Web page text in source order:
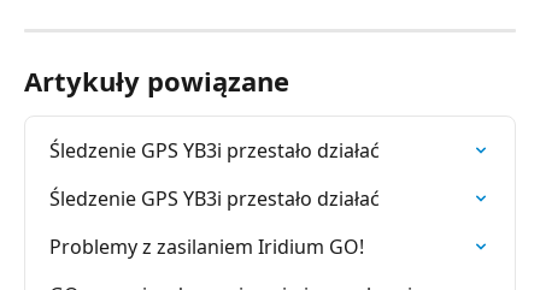
Artykuły powiązane
Śledzenie GPS YB3i przestało działać
Śledzenie GPS YB3i przestało działać
Problemy z zasilaniem Iridium GO!